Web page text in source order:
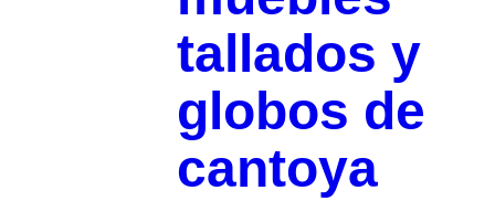
tallados y
globos de
cantoya